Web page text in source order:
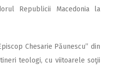
Republicii Macedonia la
Chesarie Păunescu” din
teologi, cu viitoarele soţii